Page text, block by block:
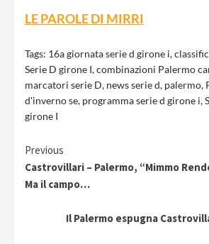
LE PAROLE DI MIRRI
Tags: 16a giornata serie d girone i,
Serie D girone I,combinazioni Palermo
marcatori serie D, news serie d, palermo,
d'inverno se, programma serie d girone i,
girone I
Continue
Reading
Previous
Castrovillari – Palermo, “Mimmo
Ma il campo…
Il Palermo espugna